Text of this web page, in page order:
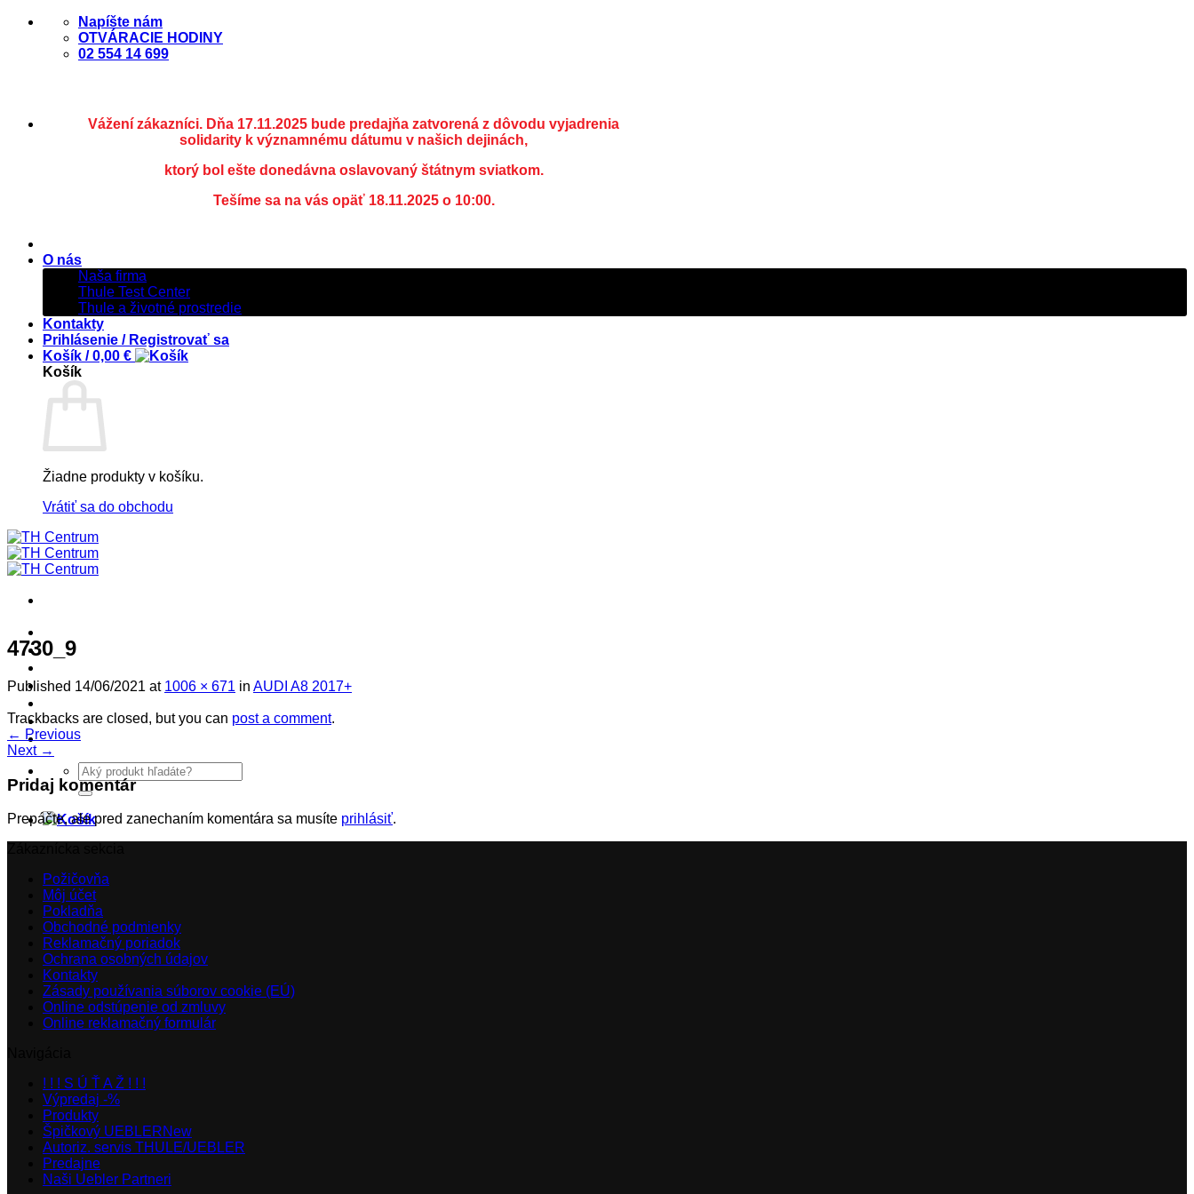
Skip
Napíšte nám
OTVÁRACIE HODINY
02 554 14 699
Vážení zákazníci. Dňa 17.11.2025 bude predajňa zatvorená z dôvodu vyjadrenia
solidarity k významnému dátumu v našich dejinách,
ktorý bol ešte donedávna oslavovaný štátnym sviatkom.
Tešíme sa na vás opäť 18.11.2025 o 10:00.
O nás
Naša firma
Thule Test Center
Thule a životné prostredie
Kontakty
Prihlásenie / Registrovať sa
Košík /0,00 €
Košík
Žiadne produkty v košíku.
Vrátiť sa do obchodu
Výpredaj -%
Špičkový UEBLER
Predajne
Naši Uebler Partneri
Hľadať:
4730_9
Published 14/06/2021 at 1006 × 671 in AUDI A8 2017+
Trackbacks are closed, but you can post a comment.
← Previous
Next →
Pridaj komentár
Prepáčte, ale pred zanechaním komentára sa musíte prihlásiť.
Požičovňa
Môj účet
Pokladňa
Obchodné podmienky
Reklamačný poriadok
Ochrana osobných údajov
Kontakty
Zásady používania súborov cookie (EÚ)
Online odstúpenie od zmluvy
Online reklamačný formulár
! ! ! S Ú Ť A Ž ! ! !
Výpredaj -%
Produkty
Špičkový UEBLER
Autoriz. servis THULE/UEBLER
Predajne
Naši Uebler Partneri